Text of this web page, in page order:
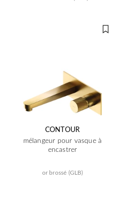
CONTOUR
mélangeur pour vasque à
encastrer
or brossé (GLB)